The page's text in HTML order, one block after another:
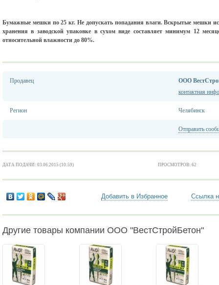
Бумажные мешки по 25 кг. Не допускать попадания влаги. Вскрытые мешки
хранения в заводской упаковке в сухом виде составляет минимум 12
относительной влажности до 80%.
Продавец
ООО
контактная
Регион Челябинск
Отправить
ДАТА ПОДАЧИ: 03.06.2015 (10:59) ПРОСМОТРОВ: 62
Добавить в Избранное Ссылка
Другие товары компании ООО "ВестСтройБетон"